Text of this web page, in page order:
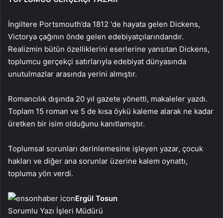
İngiltere Portsmouth’da 1812 ‘de hayata gelen Dickens,
Victorya çağının önde gelen edebiyatçılarındandır.
Realizmin bütün özelliklerini eserlerine yansıtan Dickens,
toplumcu gerçekçi satırlarıyla edebiyat dünyasında
unutulmazlar arasında yerini almıştır.
Romancılık dışında 20 yıl gazete yönetti, makaleler yazdı.
Toplam 15 roman ve 5 de kısa öykü kaleme alarak ne kadar
üretken bir isim olduğunu kanıtlamıştır.
Toplumsal sorunları derinlemesine işleyen yazar, çocuk
hakları ve diğer ana sorunlar üzerine kalem oynattı,
topluma yön verdi.
Ergül Tosun
Sorumlu Yazı İşleri Müdürü